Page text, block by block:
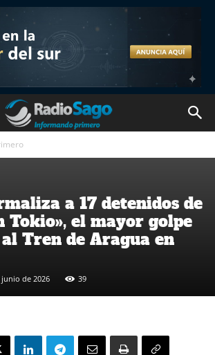
a 17 detenidos de
Tokio», el mayor golpe
Tren de Aragua en
junio de 2026 39